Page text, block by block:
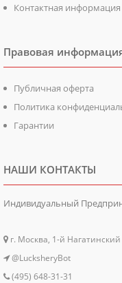
Контактная информация
Правовая
Публичная оферта
Политика
Гарантии
НАШИ КОНТАКТЫ
Индивидуальный
г. Москва, 1-й Нагатинский
@LucksheryBot
(495) 648-31-31